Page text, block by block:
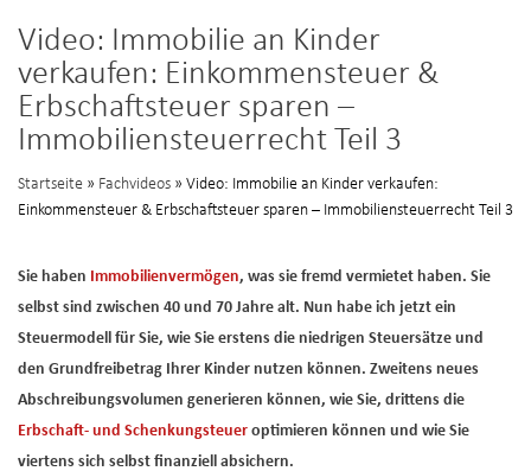
Video: Immobilie an Kinder
verkaufen: Einkommensteuer &
Erbschaftsteuer sparen –
Immobiliensteuerrecht Teil 3
Startseite » Fachvideos » Video: Immobilie an Kinder verkaufen:
Einkommensteuer & Erbschaftsteuer sparen – Immobiliensteuerrecht Teil 3
Sie haben Immobilienvermögen, was sie fremd vermietet haben. Sie
selbst sind zwischen 40 und 70 Jahre alt. Nun habe ich jetzt ein
Steuermodell für Sie, wie Sie erstens die niedrigen Steuersätze und
den Grundfreibetrag Ihrer Kinder nutzen können. Zweitens neues
Abschreibungsvolumen generieren können, wie Sie, drittens die
Erbschaft- und Schenkungsteuer optimieren können und wie Sie
viertens sich selbst finanziell absichern.